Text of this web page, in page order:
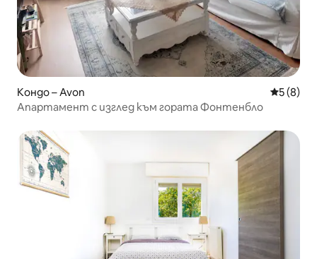
Кондо – Avon Средна
5 (8)
Апартамент с изглед към гората Фонтенбло